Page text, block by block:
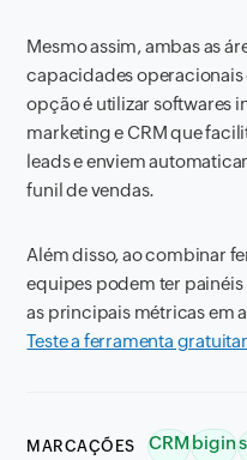
Mesmo assim, ambas as
capacidades operacionais
opção é utilizarsoftwares
marketingeCRMque
leadse enviem
funil de vendas.
Além disso, ao combinar
equipes podem ter
as principais métricas em
Teste a ferramenta
MARCAÇÕES CRMbigin